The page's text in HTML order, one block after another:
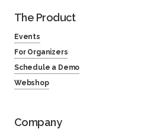
The Product
Events
For Organizers
Schedule a Demo
Webshop
Company